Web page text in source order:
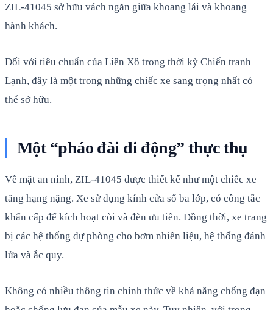
ZIL-41045 sở hữu vách ngăn giữa khoang lái và khoang
hành khách.
Đối với tiêu chuẩn của Liên Xô trong thời kỳ Chiến tranh
Lạnh, đây là một trong những chiếc xe sang trọng nhất có
thể sở hữu.
Một “pháo đài di động” thực thụ
Về mặt an ninh, ZIL-41045 được thiết kế như một chiếc xe
tăng hạng nặng. Xe sử dụng kính cửa sổ ba lớp, có công tắc
khẩn cấp để kích hoạt còi và đèn ưu tiên. Đồng thời, xe trang
bị các hệ thống dự phòng cho bơm nhiên liệu, hệ thống đánh
lửa và ắc quy.
Không có nhiều thông tin chính thức về khả năng chống đạn